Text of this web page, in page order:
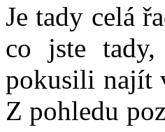
Je tady celá
co jste tady,
pokusili najít
Z pohledu